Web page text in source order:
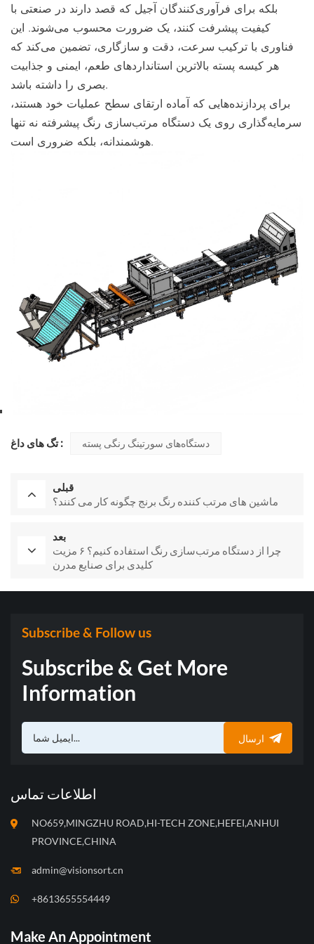
بلکه برای فرآوری‌کنندگان آجیل که قصد دارند در صنعتی با
کیفیت پیشرفت کنند، یک ضرورت محسوب می‌شوند. این
فناوری با ترکیب سرعت، دقت و سازگاری، تضمین می‌کند که
هر کیسه پسته بالاترین استانداردهای طعم، ایمنی و جذابیت
بصری را داشته باشد.
برای پردازنده‌هایی که آماده ارتقای سطح عملیات خود هستند،
سرمایه‌گذاری روی یک دستگاه مرتب‌سازی رنگ پیشرفته نه تنها
هوشمندانه، بلکه ضروری است.
تگ های داغ : دستگاه‌های سورتینگ رنگی پسته
قبلی
ماشین های مرتب کننده رنگ برنج چگونه کار می کنند؟
بعد
چرا از دستگاه مرتب‌سازی رنگ استفاده کنیم؟ ۶ مزیت
کلیدی برای صنایع مدرن
Subscribe & Follow us
Subscribe & Get More
Information
ارسال
اطلاعات تماس
NO659,MINGZHU ROAD,HI-TECH ZONE,HEFEI,ANHUI
PROVINCE,CHINA
admin@visionsort.cn
+8613655554449
Make An Appointment